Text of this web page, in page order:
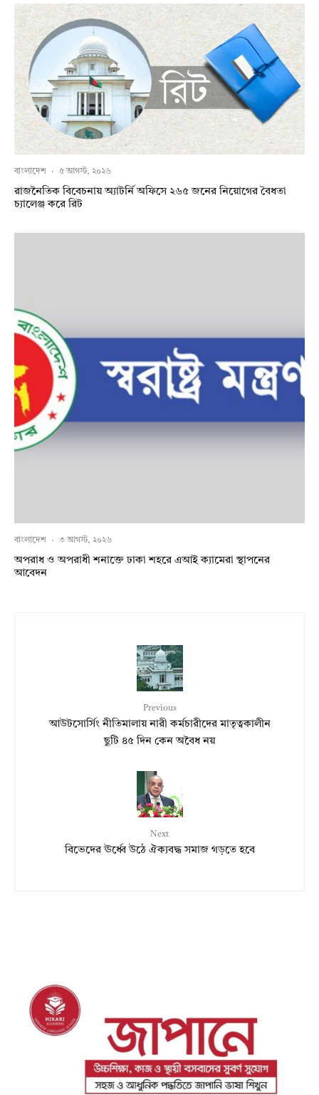
বাংলাদেশ · ৫ আগস্ট, ২০২৬
রাজনৈতিক বিবেচনায় অ‍্যাটর্নি অফিসে ২৬৫ জনের নিয়োগের বৈধতা
চ্যালেঞ্জ করে রিট
বাংলাদেশ · ৩ আগস্ট, ২০২৬
অপরাধ ও অপরাধী শনাক্তে ঢাকা শহরে এআই ক্যামেরা স্থাপনের
আবেদন
Previous
আউটসোর্সিং নীতিমালায় নারী কর্মচারীদের মাতৃত্বকালীন
ছুটি ৪৫ দিন কেন অবৈধ নয়
Next
বিভেদের ঊর্ধ্বে উঠে ঐক্যবদ্ধ সমাজ গড়তে হবে